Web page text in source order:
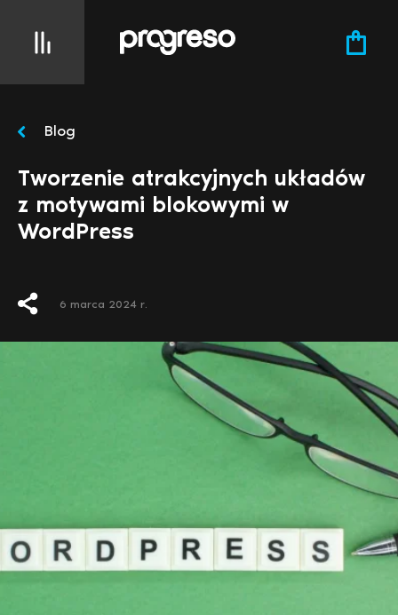
Blog
Tworzenie atrakcyjnych układów
z motywami blokowymi w
WordPress
6 marca 2024 r.